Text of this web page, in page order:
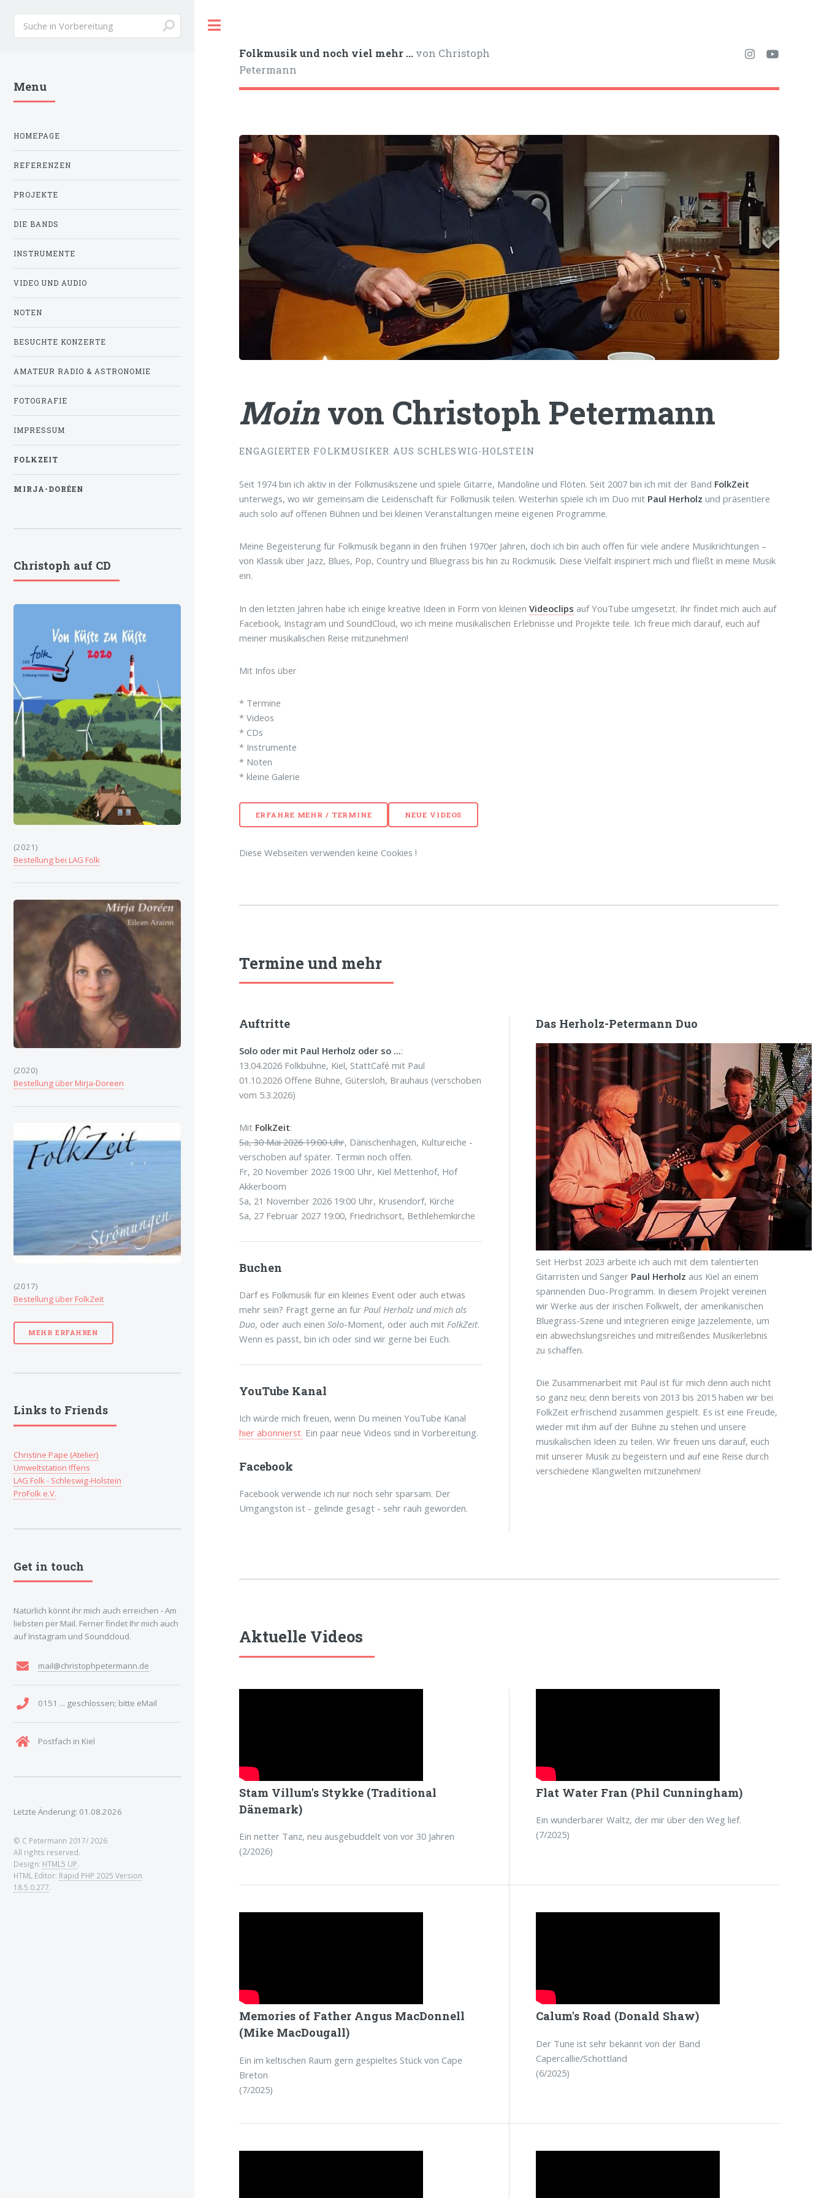
Folkmusik und noch viel mehr ... von Christoph
Petermann
Moinvon Christoph Petermann
ENGAGIERTER FOLKMUSIKER AUS SCHLESWIG-HOLSTEIN
Seit 1974 bin ich aktiv in der Folkmusikszene und spiele Gitarre, Mandoline und Flöten. Seit 2007 bin ich mit der Band FolkZeit
unterwegs, wo wir gemeinsam die Leidenschaft für Folkmusik teilen. Weiterhin spiele ich im Duo mit Paul Herholz und präsentiere
auch solo auf offenen Bühnen und bei kleinen Veranstaltungen meine eigenen Programme.
Meine Begeisterung für Folkmusik begann in den frühen 1970er Jahren, doch ich bin auch offen für viele andere Musikrichtungen –
von Klassik über Jazz, Blues, Pop, Country und Bluegrass bis hin zu Rockmusik. Diese Vielfalt inspiriert mich und fließt in meine Musik
ein.
In den letzten Jahren habe ich einige kreative Ideen in Form von kleinenVideoclips auf YouTube umgesetzt. Ihr findet mich auch auf
Facebook, Instagram und SoundCloud, wo ich meine musikalischen Erlebnisse und Projekte teile. Ich freue mich darauf, euch auf
meiner musikalischen Reise mitzunehmen!
Mit Infos über
* Termine
* Videos
* CDs
* Instrumente
* Noten
* kleine Galerie
ERFAHRE MEHR / TERMINE NEUE VIDEOS
Diese Webseiten verwenden keine Cookies !
Termine und mehr
Auftritte
Solo oder mit Paul Herholz oder so ...:
13.04.2026 Folkbühne, Kiel, StattCafé mit Paul
01.10.2026 Offene Bühne, Gütersloh, Brauhaus (verschoben
vom 5.3.2026)
Mit FolkZeit:
Sa, 30 Mai 2026 19:00 Uhr, Dänischenhagen, Kultureiche -
verschoben auf später. Termin noch offen.
Fr, 20 November 2026 19:00 Uhr, Kiel Mettenhof, Hof
Akkerboom
Sa, 21 November 2026 19:00 Uhr, Krusendorf, Kirche
Sa, 27 Februar 2027 19:00, Friedrichsort, Bethlehemkirche
Buchen
Darf es Folkmusik für ein kleines Event oder auch etwas
mehr sein? Fragt gerne an fürPaul Herholz und mich als
Duo, oder auch einenSolo-Moment, oder auch mitFolkZeit.
Wenn es passt, bin ich oder sind wir gerne bei Euch.
YouTube Kanal
Ich würde mich freuen, wenn Du meinen YouTube Kanal
hier abonnierst. Ein paar neue Videos sind in Vorbereitung.
Facebook
Facebook verwende ich nur noch sehr sparsam. Der
Umgangston ist - gelinde gesagt - sehr rauh geworden.
Das Herholz-Petermann Duo
Seit Herbst 2023 arbeite ich auch mit dem talentierten
Gitarristen und Sänger Paul Herholz aus Kiel an einem
spannenden Duo-Programm. In diesem Projekt vereinen
wir Werke aus der irischen Folkwelt, der amerikanischen
Bluegrass-Szene und integrieren einige Jazzelemente, um
ein abwechslungsreiches und mitreißendes Musikerlebnis
zu schaffen.
Die Zusammenarbeit mit Paul ist für mich denn auch nicht
so ganz neu; denn bereits von 2013 bis 2015 haben wir bei
FolkZeit erfrischend zusammen gespielt. Es ist eine Freude,
wieder mit ihm auf der Bühne zu stehen und unsere
musikalischen Ideen zu teilen. Wir freuen uns darauf, euch
mit unserer Musik zu begeistern und auf eine Reise durch
verschiedene Klangwelten mitzunehmen!
Aktuelle Videos
Stam Villum's Stykke (Traditional
Dänemark)
Ein netter Tanz, neu ausgebuddelt von vor 30 Jahren
(2/2026)
Flat Water Fran (Phil Cunningham)
Ein wunderbarer Waltz, der mir über den Weg lief.
(7/2025)
Memories of Father Angus MacDonnell
(Mike MacDougall)
Ein im keltischen Raum gern gespieltes Stück von Cape
Breton
(7/2025)
Calum's Road (Donald Shaw)
Der Tune ist sehr bekannt von der Band
Capercallie/Schottland
(6/2025)
Menu
HOMEPAGE
REFERENZEN
PROJEKTE
DIE BANDS
INSTRUMENTE
VIDEO UND AUDIO
NOTEN
BESUCHTE KONZERTE
AMATEUR RADIO & ASTRONOMIE
FOTOGRAFIE
IMPRESSUM
FOLKZEIT
MIRJA-DORÉEN
Christoph auf CD
(2021)
Bestellung bei LAG Folk
(2020)
Bestellung über Mirja-Doreen
(2017)
Bestellung über FolkZeit
MEHR ERFAHREN
Links to Friends
Christine Pape (Atelier)
Umweltstation Iffens
LAG Folk - Schleswig-Holstein
ProFolk e.V.
Get in touch
Natürlich könnt ihr mich auch erreichen - Am
liebsten per Mail. Ferner findet Ihr mich auch
auf Instagram und Soundcloud.
mail@christophpetermann.de
0151 ... geschlossen; bitte eMail
Postfach in Kiel
Letzte Änderung: 01.08.2026
© C Petermann 2017/ 2026
All rights reserved.
Design: HTML5 UP.
HTML Editor: Rapid PHP 2025 Version
18.5.0.277.